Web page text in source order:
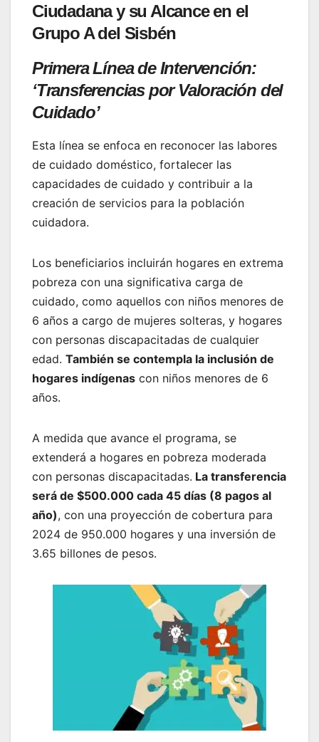
Ciudadana y su Alcance en el
Grupo A del Sisbén
Primera Línea de Intervención:
‘Transferencias por Valoración del
Cuidado’
Esta línea se enfoca en reconocer las labores
de cuidado doméstico, fortalecer las
capacidades de cuidado y contribuir a la
creación de servicios para la población
cuidadora.
Los beneficiarios incluirán hogares en extrema
pobreza con una significativa carga de
cuidado, como aquellos con niños menores de
6 años a cargo de mujeres solteras, y hogares
con personas discapacitadas de cualquier
edad. También se contempla la inclusión de
hogares indígenas con niños menores de 6
años.
A medida que avance el programa, se
extenderá a hogares en pobreza moderada
con personas discapacitadas. La transferencia
será de $500.000 cada 45 días (8 pagos al
año), con una proyección de cobertura para
2024 de 950.000 hogares y una inversión de
3.65 billones de pesos.